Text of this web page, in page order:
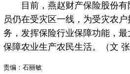
目前，燕赵财产保险股份有
员仍在受灾区一线，为受灾农
务，发挥保险行业保障功能，最
保障农业生产农民生活。（文 张
责编：石丽敏